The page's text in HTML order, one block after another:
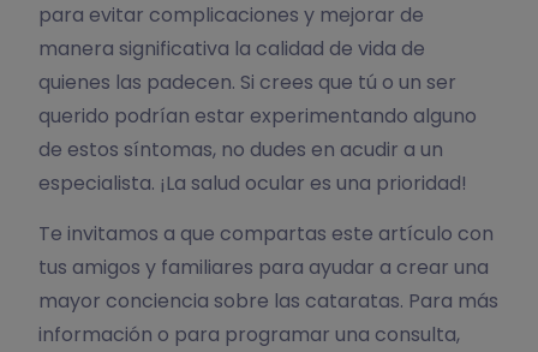
para evitar complicaciones y mejorar de
manera significativa la calidad de vida de
quienes las padecen. Si crees que tú o un ser
querido podrían estar experimentando alguno
de estos síntomas, no dudes en acudir a un
especialista. ¡La salud ocular es una prioridad!
Te invitamos a que compartas este artículo con
tus amigos y familiares para ayudar a crear una
mayor conciencia sobre las cataratas. Para más
información o para programar una consulta,